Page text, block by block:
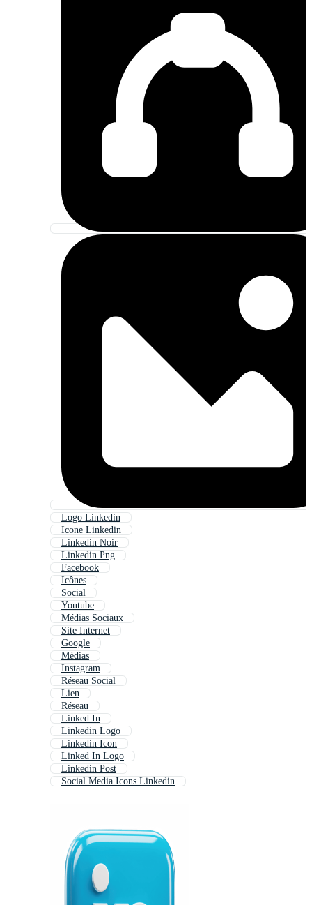
Logo Linkedin
Icone Linkedin
Linkedin Noir
Linkedin Png
Facebook
Icônes
Social
Youtube
Médias Sociaux
Site Internet
Google
Médias
Instagram
Réseau Social
Lien
Réseau
Linked In
Linkedin Logo
Linkedin Icon
Linked In Logo
Linkedin Post
Social Media Icons Linkedin